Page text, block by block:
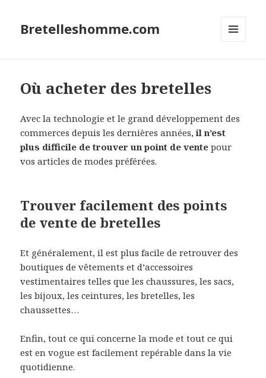
Bretelleshomme.com
Où acheter des bretelles
Avec la technologie et le grand développement des
commerces depuis les dernières années,il n’est
plus difficile de trouver un point de vente pour
vos articles de modes préférées.
Trouver facilement des points
de vente de bretelles
Et généralement, il est plus facile de retrouver des
boutiques de vêtements et d’accessoires
vestimentaires telles que les chaussures, les sacs,
les bijoux, les ceintures, les bretelles, les
chaussettes…
Enfin, tout ce qui concerne la mode et tout ce qui
est en vogue est facilement repérable dans la vie
quotidienne.